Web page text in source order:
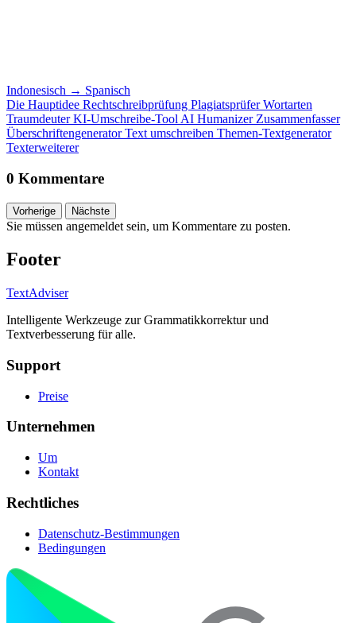
Indonesisch → Spanisch
Die Hauptidee Rechtschreibprüfung PlagiatsprüferWortarten
TraumdeuterKI-Umschreibe-Tool AI Humanizer Zusammenfasser
ÜberschriftengeneratorText umschreiben Themen-Textgenerator
Texterweiterer
0 Kommentare
Vorherige Nächste
Sie müssen angemeldet sein, um Kommentare zu posten.
Footer
TextAdviser
Intelligente Werkzeuge zur Grammatikkorrektur und
Textverbesserung für alle.
Support
Preise
Unternehmen
Um
Kontakt
Rechtliches
Datenschutz-Bestimmungen
Bedingungen